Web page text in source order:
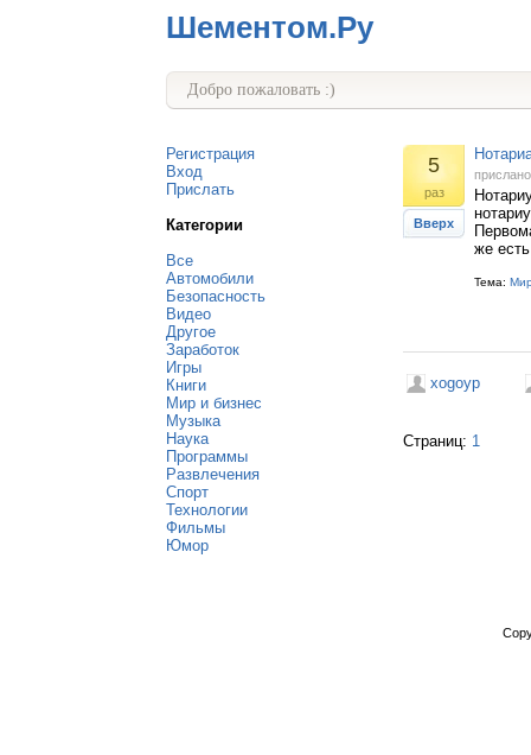
Шементом.Ру
Добро пожаловать :)
Регистрация
Вход
Прислать
Категории
Все
Автомобили
Безопасность
Видео
Другое
Заработок
Игры
Книги
Мир и бизнес
Музыка
Наука
Программы
Развлечения
Спорт
Технологии
Фильмы
Юмор
5
раз
Вверх
же
Тема:
xogoyp
Страниц: 1